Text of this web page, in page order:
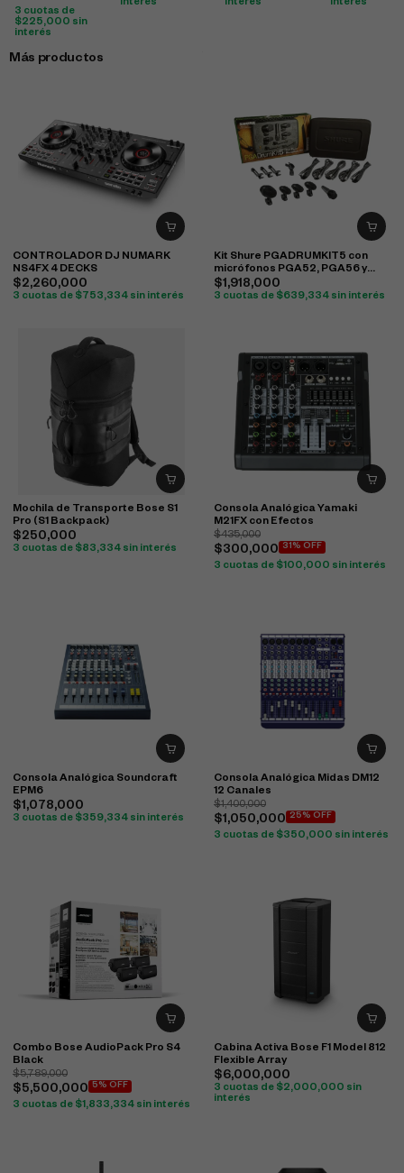
3 cuotas de
$225,000 sin
interés
interés interés interés
Más productos
CONTROLADOR DJ NUMARK
NS4FX 4 DECKS
$2,260,000
3 cuotas de $ 753,334 sin interés
Kit Shure PGADRUMKIT5 con
micrófonos PGA52, PGA56 y
PGA57 para batería
$1,918,000
3 cuotas de $639,334 sin interés
Mochila de Transporte Bose S1
Pro (S1 Backpack)
$250,000
3 cuotas de $83,334 sin interés
Consola Analógica Yamaki
M21FX con Efectos
$435,000
$300,000 31% OFF
3 cuotas de $100,000 sin interés
Consola Analógica Soundcraft
EPM6
$1,078,000
3 cuotas de $359,334 sin interés
Consola Analógica Midas DM12
12 Canales
$1,400,000
$1,050,000 25% OFF
3 cuotas de $350,000 sin interés
Combo Bose AudioPack Pro S4
Black
$5,789,000
$5,500,000 5% OFF
3 cuotas de $1,833,334 sin interés
Cabina Activa Bose F1 Model 812
Flexible Array
$6,000,000
3 cuotas de $2,000,000 sin
interés